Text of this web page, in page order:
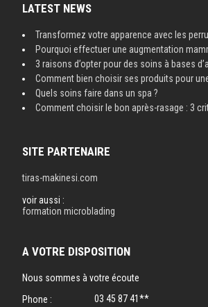
LATEST NEWS
Transformez votre apparence avec les
Pourquoi effectuer une augmentation
3 raisons d’opter pour des soins à bases
Comment bien choisir ses produits pour
Quels soins faire dans un spa ?
Comment choisir le bon après-rasage : 3
SITE PARTENAIRE
tiras-makinesi.com
voir aussi :
formation microblading
A VOTRE DISPOSITION
Nous sommes à votre écoute
Phone :
03 45 87 41**